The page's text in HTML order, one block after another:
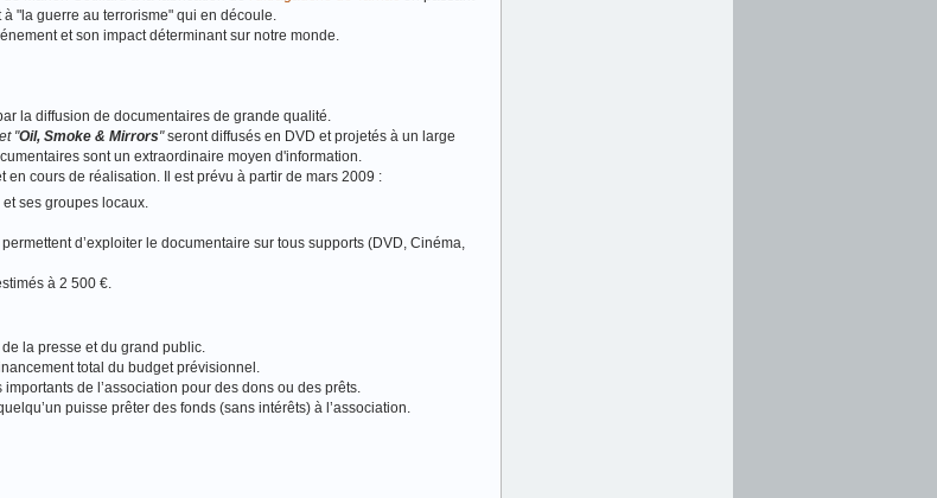
"la guerre au terrorisme" qui en découle.
et son impact déterminant sur notre monde.
la diffusion de documentaires de grande qualité.
"Oil, Smoke & Mirrors"seront diffusés en DVD et projetés à un large
sont un extraordinaire moyen d'information.
en cours de réalisation. Il est prévu à partir de mars 2009 :
ses groupes locaux.
d’exploiter le documentaire sur tous supports (DVD, Cinéma,
à 2 500 €.
la presse et du grand public.
total du budget prévisionnel.
de l’association pour des dons ou des prêts.
puisse prêter des fonds (sans intérêts) à l’association.